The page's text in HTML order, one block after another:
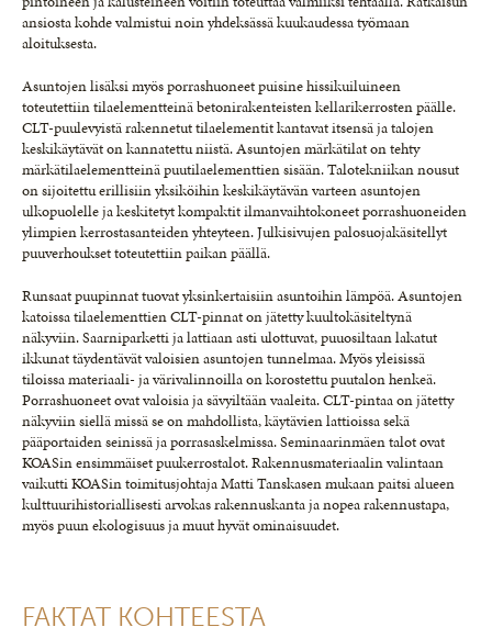
ansiosta kohde valmistui noin yhdeksässä kuukaudessa työmaan
aloituksesta.
Asuntojen lisäksi myös porrashuoneet puisine hissikuiluineen
toteutettiin tilaelementteinä betonirakenteisten kellarikerrosten päälle.
CLT-puulevyistä rakennetut tilaelementit kantavat itsensä ja talojen
keskikäytävät on kannatettu niistä. Asuntojen märkätilat on tehty
märkätilaelementteinä puutilaelementtien sisään. Talotekniikan nousut
on sijoitettu erillisiin yksiköihin keskikäytävän varteen asuntojen
ulkopuolelle ja keskitetyt kompaktit ilmanvaihtokoneet porrashuoneiden
ylimpien kerrostasanteiden yhteyteen. Julkisivujen palosuojakäsitellyt
puuverhoukset toteutettiin paikan päällä.
Runsaat puupinnat tuovat yksinkertaisiin asuntoihin lämpöä. Asuntojen
katoissa tilaelementtien CLT-pinnat on jätetty kuultokäsiteltynä
näkyviin. Saarniparketti ja lattiaan asti ulottuvat, puuosiltaan lakatut
ikkunat täydentävät valoisien asuntojen tunnelmaa. Myös yleisissä
tiloissa materiaali- ja värivalinnoilla on korostettu puutalon henkeä.
Porrashuoneet ovat valoisia ja sävyiltään vaaleita. CLT-pintaa on jätetty
näkyviin siellä missä se on mahdollista, käytävien lattioissa sekä
pääportaiden seinissä ja porrasaskelmissa. Seminaarinmäen talot ovat
KOASin ensimmäiset puukerrostalot. Rakennusmateriaalin valintaan
vaikutti KOASin toimitusjohtaja Matti Tanskasen mukaan paitsi alueen
kulttuurihistoriallisesti arvokas rakennuskanta ja nopea rakennustapa,
myös puun ekologisuus ja muut hyvät ominaisuudet.
FAKTAT KOHTEESTA